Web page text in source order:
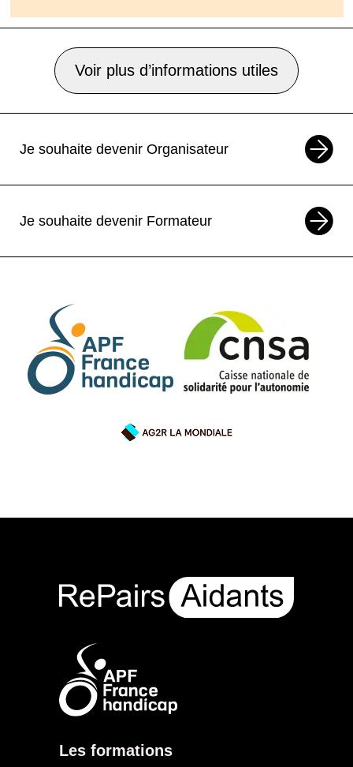
Voir plus d’informations utiles
Je souhaite devenir Organisateur
Je souhaite devenir Formateur
Les formations